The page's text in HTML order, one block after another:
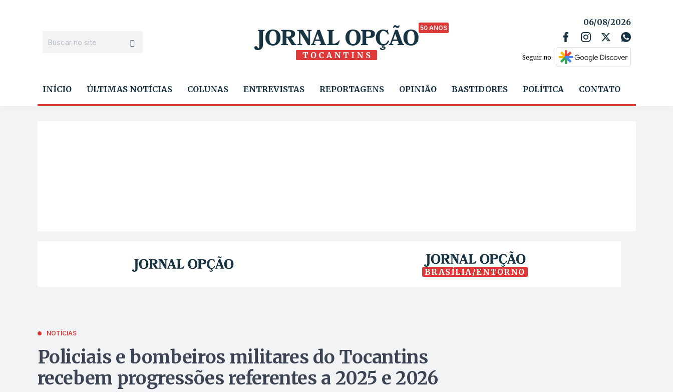
50 ANOS
06/08/2026
Seguir no
INÍCIO ÚLTIMAS NOTÍCIAS COLUNAS ENTREVISTAS REPORTAGENS OPINIÃO BASTIDORES POLÍTICA CONTATO
BRASÍLIA/ENTORNO
NOTÍCIAS
Policiais e bombeiros militares do Tocantins
recebem progressões referentes a 2025 e 2026